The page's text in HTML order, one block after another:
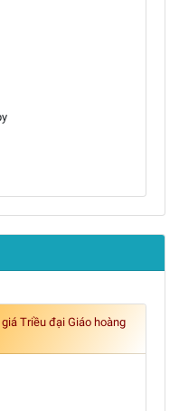
giá Triều đại Giáo hoàng